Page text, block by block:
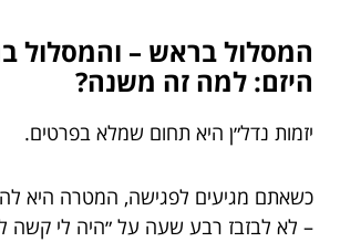
המסלול בראש – והמסלול
היזם: למה זה משנה?
יזמות נדל״ן היא תחום שמלא בפרטים.
כשאתם מגיעים לפגישה, המטרה היא
– לא לבזבז רבע שעה על ״היה לי קשה